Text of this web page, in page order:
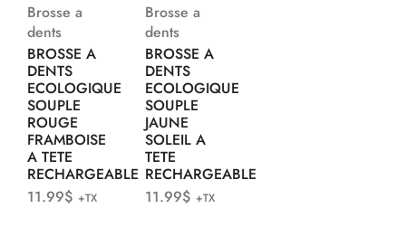
Brosse a
dents
BROSSE A
DENTS
ECOLOGIQUE
SOUPLE
ROUGE
FRAMBOISE
A TETE
RECHARGEABLE
11.99$ +TX
Brosse a
dents
BROSSE A
DENTS
ECOLOGIQUE
SOUPLE
JAUNE
SOLEIL A
TETE
RECHARGEABLE
11.99$ +TX